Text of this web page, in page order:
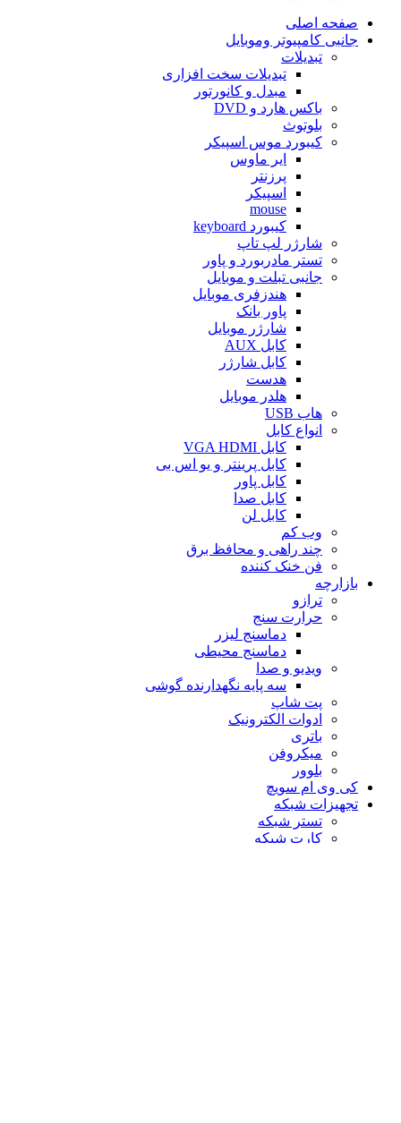
صفحه اصلی
جانبی کامپیوتر وموبایل
تبدیلات
تبدیلات سخت افزاری
مبدل و کانورتور
باکس هارد و DVD
بلوتوث
کیبورد موس اسپیکر
ایر ماوس
پرزنتر
اسپیکر
mouse
کیبورد keyboard
شارژر لپ تاپ
تستر مادربورد و پاور
جانبی تبلت و موبایل
هندزفری موبایل
پاور بانک
شارژر موبایل
کابل AUX
کابل شارژر
هدست
هلدر موبایل
هاب USB
انواع کابل
کابل VGA HDMI
کابل پرینتر و یو اس بی
کابل پاور
کابل صدا
کابل لن
وب کم
چند راهی و محافظ برق
فن خنک کننده
بازارچه
ترازو
حرارت سنج
دماسنج لیزر
دماسنج محیطی
ویدیو و صدا
سه پایه نگهدارنده گوشی
پت شاپ
ادوات الکترونیک
باتری
میکروفن
بلوور
کی وی ام سویچ
تجهیزات شبکه
تستر شبکه
کارت شبکه